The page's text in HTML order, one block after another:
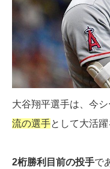
大谷翔平選手は、今
流の選手として大活躍
2桁勝利目前の投手で